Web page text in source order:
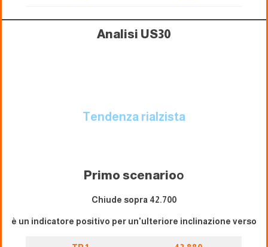
Analisi US30
Tendenza rialzista
Primo scenarioo
Chiude sopra 42.700
è un indicatore positivo per un'ulteriore inclinazione verso